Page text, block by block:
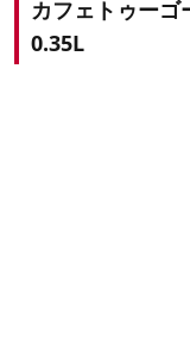
カフェトゥーゴ
0.35L